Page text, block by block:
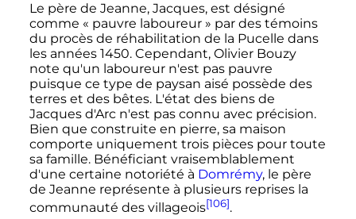
Le père de Jeanne, Jacques, est désigné
comme « pauvre laboureur » par des témoins
du procès de réhabilitation de la Pucelle dans
les années 1450. Cependant, Olivier Bouzy
note qu'un laboureur n'est pas pauvre
puisque ce type de paysan aisé possède des
terres et des bêtes. L'état des biens de
Jacques d'Arc n'est pas connu avec précision.
Bien que construite en pierre, sa maison
comporte uniquement trois pièces pour toute
sa famille. Bénéficiant vraisemblablement
d'une certaine notoriété à Domrémy, le père
de Jeanne représente à plusieurs reprises la
communauté des villageois[106].